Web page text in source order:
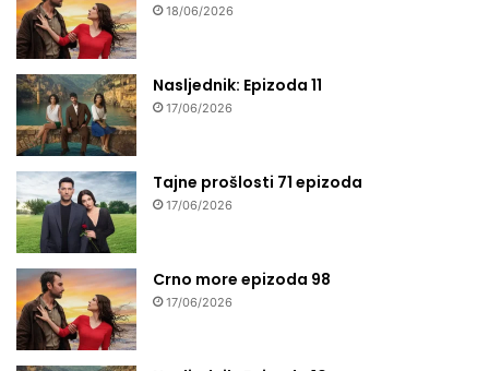
18/06/2026
Nasljednik: Epizoda 11
17/06/2026
Tajne prošlosti 71 epizoda
17/06/2026
Crno more epizoda 98
17/06/2026